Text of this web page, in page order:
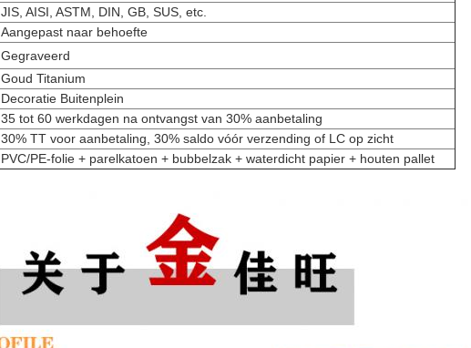
JIS, AISI, ASTM, DIN, GB, SUS, etc.
Aangepast naar behoefte
Gegraveerd
Goud Titanium
Decoratie Buitenplein
35 tot 60 werkdagen na ontvangst van 30% aanbetaling
30% TT voor aanbetaling, 30% saldo vóór verzending of LC op zicht
PVC/PE-folie + parelkatoen + bubbelzak + waterdicht papier + houten pallet